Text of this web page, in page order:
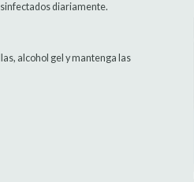
diariamente.
alcohol gel y mantenga las